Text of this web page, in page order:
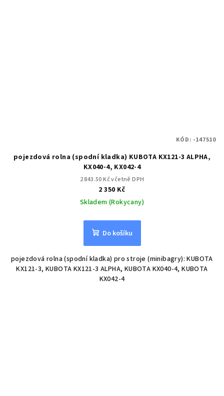
pojezdová rolna (spodní kladka) KUBOTA KX121-3 ALPHA,
KX040-4, KX042-4
2 843.50 Kč včetně DPH
2 350 Kč
Skladem (Rokycany)
Do košíku
pojezdová rolna (spodní kladka) pro stroje (minibagry): KUBOTA
KX121-3, KUBOTA KX121-3 ALPHA, KUBOTA KX040-4, KUBOTA
KX042-4
KÓD: -147510